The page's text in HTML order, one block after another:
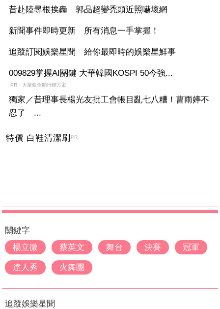
昔赴陸尋根挨轟 郭品超變禿頭近照嚇壞網
新聞事件即時更新 所有消息一手掌握！
追蹤訂閱娛樂星聞 給你最即時的娛樂星鮮事
009829掌握AI關鍵 大華韓國KOSPI 50今強...
PR・大華銀全能行銷方案
獨家／昔理事長楊光友批工會帳目亂七八糟！曹雨婷不
忍了 ...
特價 白鞋清潔刷 PR
關鍵字
楊立微
蔡英文 舞台 決賽 冠軍
達人秀 火舞團
追蹤娛樂星聞